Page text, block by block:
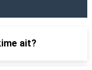
ait?